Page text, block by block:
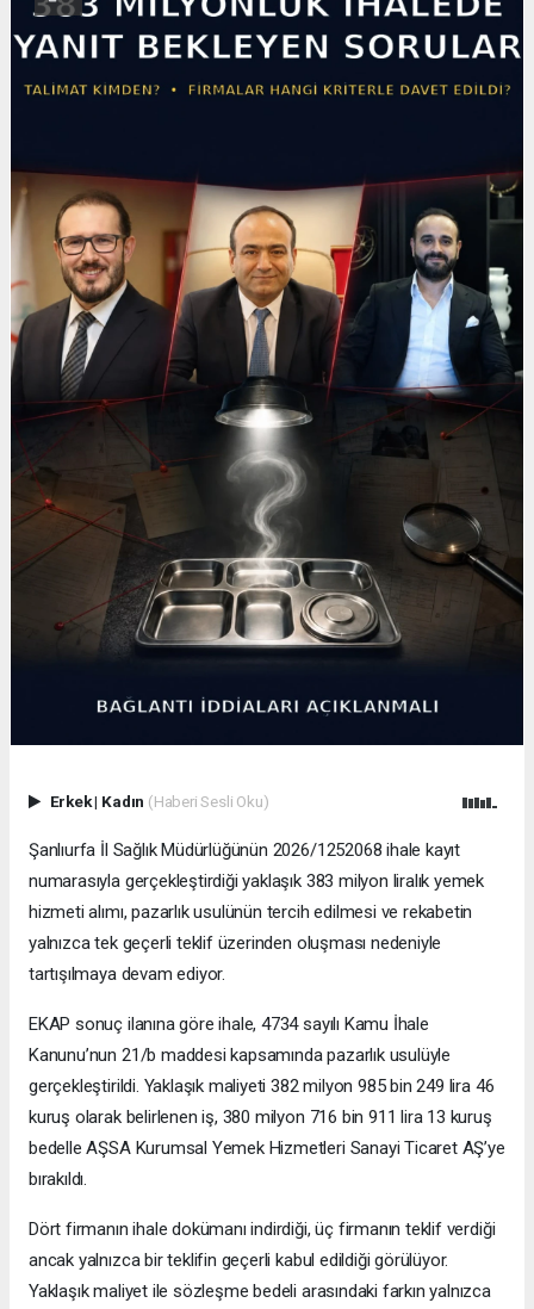
Erkek| Kadın (Haberi Sesli Oku)
Şanlıurfa İl Sağlık Müdürlüğünün 2026/1252068 ihale kayıt
numarasıyla gerçekleştirdiği yaklaşık 383 milyon liralık yemek
hizmeti alımı, pazarlık usulünün tercih edilmesi ve rekabetin
yalnızca tek geçerli teklif üzerinden oluşması nedeniyle
tartışılmaya devam ediyor.
EKAP sonuç ilanına göre ihale, 4734 sayılı Kamu İhale
Kanunu’nun 21/b maddesi kapsamında pazarlık usulüyle
gerçekleştirildi. Yaklaşık maliyeti 382 milyon 985 bin 249 lira 46
kuruş olarak belirlenen iş, 380 milyon 716 bin 911 lira 13 kuruş
bedelle AŞSA Kurumsal Yemek Hizmetleri Sanayi Ticaret AŞ’ye
bırakıldı.
Dört firmanın ihale dokümanı indirdiği, üç firmanın teklif verdiği
ancak yalnızca bir teklifin geçerli kabul edildiği görülüyor.
Yaklaşık maliyet ile sözleşme bedeli arasındaki farkın yalnızca